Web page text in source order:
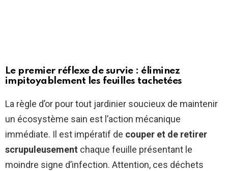
Le premier réflexe de survie : éliminez
impitoyablement les feuilles tachetées
La règle d’or pour tout jardinier soucieux de maintenir
un écosystème sain est l’action mécanique
immédiate. Il est impératif de couper et de retirer
scrupuleusement chaque feuille présentant le
moindre signe d’infection. Attention, ces déchets